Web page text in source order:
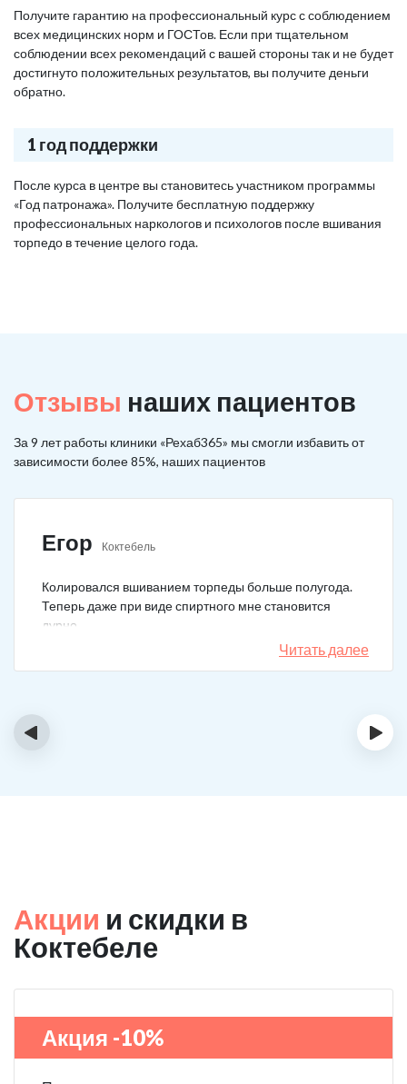
Получите гарантию на профессиональный курс с соблюдением
всех медицинских норм и ГОСТов. Если при тщательном
соблюдении всех рекомендаций с вашей стороны так и не будет
достигнуто положительных результатов, вы получите деньги
обратно.
1 год поддержки
После курса в центре вы становитесь участником программы
«Год патронажа». Получите бесплатную поддержку
профессиональных наркологов и психологов после вшивания
торпедо в течение целого года.
Отзывы наших пациентов
За 9 лет работы клиники «Рехаб365» мы смогли избавить от
зависимости более 85%, наших пациентов
Егор Коктебель
Колировался вшиванием торпеды больше полугода.
Теперь даже при виде спиртного мне становится
дурно.
Читать далее
‹ ›
Акции и скидки в
Коктебеле
Акция -10%